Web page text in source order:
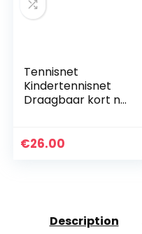
Tennisnet
Kindertennisnet
Draagbaar kort net
Eenvoudig
€26.00
Description